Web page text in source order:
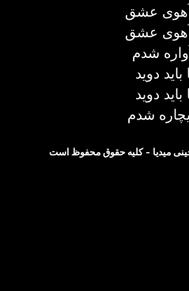
عشق
عشق
شدم
باید دوید
باید دوید
شدم